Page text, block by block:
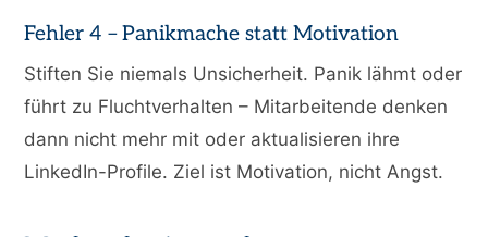
Fehler 4 – Panikmache statt Motivation
Stiften Sie niemals Unsicherheit. Panik lähmt oder
führt zu Fluchtverhalten – Mitarbeitende denken
dann nicht mehr mit oder aktualisieren ihre
LinkedIn-Profile. Ziel ist Motivation, nicht Angst.